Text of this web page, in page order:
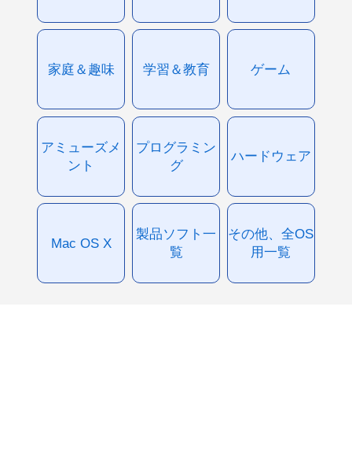
家庭＆趣味 学習＆教育 ゲーム
アミューズメ
ント
プログラミン
グ
ハードウェア
Mac OS X
製品ソフト一
覧
その他、全OS
用一覧